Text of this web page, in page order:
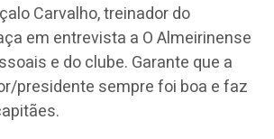
Carvalho, treinador do
em entrevista a O Almeirinense
e do clube. Garante que a
presidente sempre foi boa e faz